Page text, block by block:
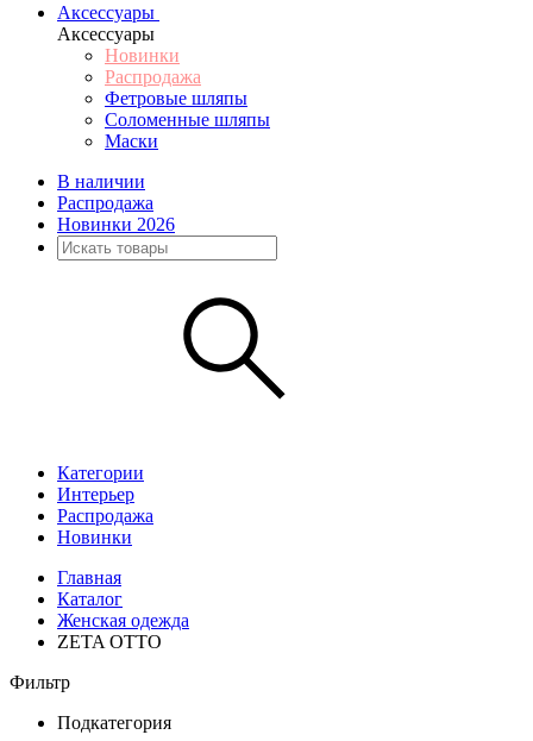
Аксессуары
Аксессуары
Новинки
Распродажа
Фетровые шляпы
Соломенные шляпы
Маски
В наличии
Распродажа
Новинки 2026
Категории
Интерьер
Распродажа
Новинки
Главная
Каталог
Женская одежда
ZETA OTTO
Фильтр
Подкатегория